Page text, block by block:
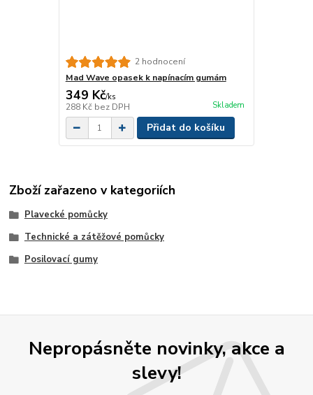
2 hodnocení
Mad Wave opasek k napínacím gumám
349 Kč/ks
288 Kč bez DPH Skladem
Přidat do košíku
Zboží zařazeno v kategoriích
Plavecké pomůcky
Technické a zátěžové pomůcky
Posilovací gumy
Nepropásněte novinky, akce a
slevy!